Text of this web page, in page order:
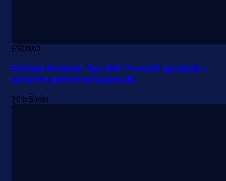
PROMO
Počinje Premijer liga BiH: Pronađi specijale i
iskoristi jedinstvenu ponudu
20 h 5 min